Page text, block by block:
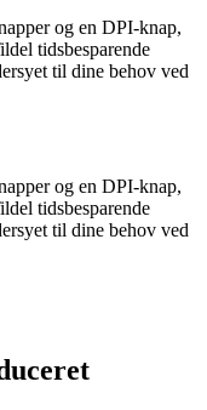
og en DPI-knap,
tidsbesparende
til dine behov ved
og en DPI-knap,
tidsbesparende
til dine behov ved